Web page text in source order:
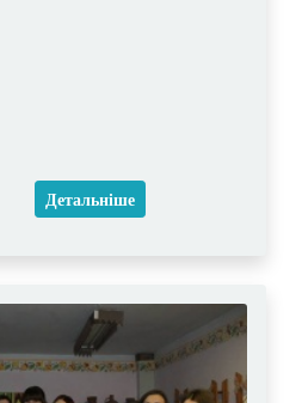
Детальніше